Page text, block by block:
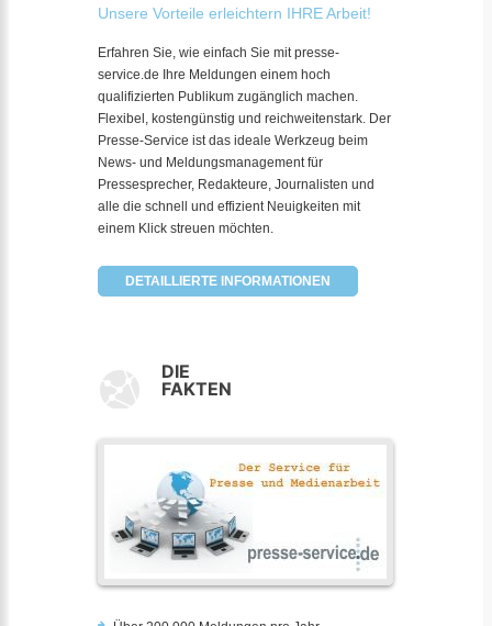
Unsere Vorteile erleichtern IHRE Arbeit!
Erfahren Sie, wie einfach Sie mit presse-
service.de Ihre Meldungen einem hoch
qualifizierten Publikum zugänglich machen.
Flexibel, kostengünstig und reichweitenstark. Der
Presse-Service ist das ideale Werkzeug beim
News- und Meldungsmanagement für
Pressesprecher, Redakteure, Journalisten und
alle die schnell und effizient Neuigkeiten mit
einem Klick streuen möchten.
DETAILLIERTE INFORMATIONEN
DIE
FAKTEN